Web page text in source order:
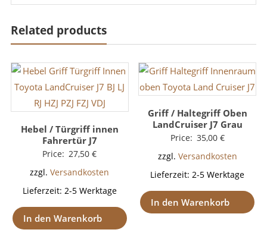
Related products
Hebel / Türgriff innen
Fahrertür J7
Price: 27,50€
zzgl.Versandkosten
Lieferzeit: 2-5 Werktage
In den Warenkorb
Griff / Haltegriff Oben
LandCruiser J7 Grau
Price: 35,00 €
zzgl. Versandkosten
Lieferzeit:2-5 Werktage
In den Warenkorb